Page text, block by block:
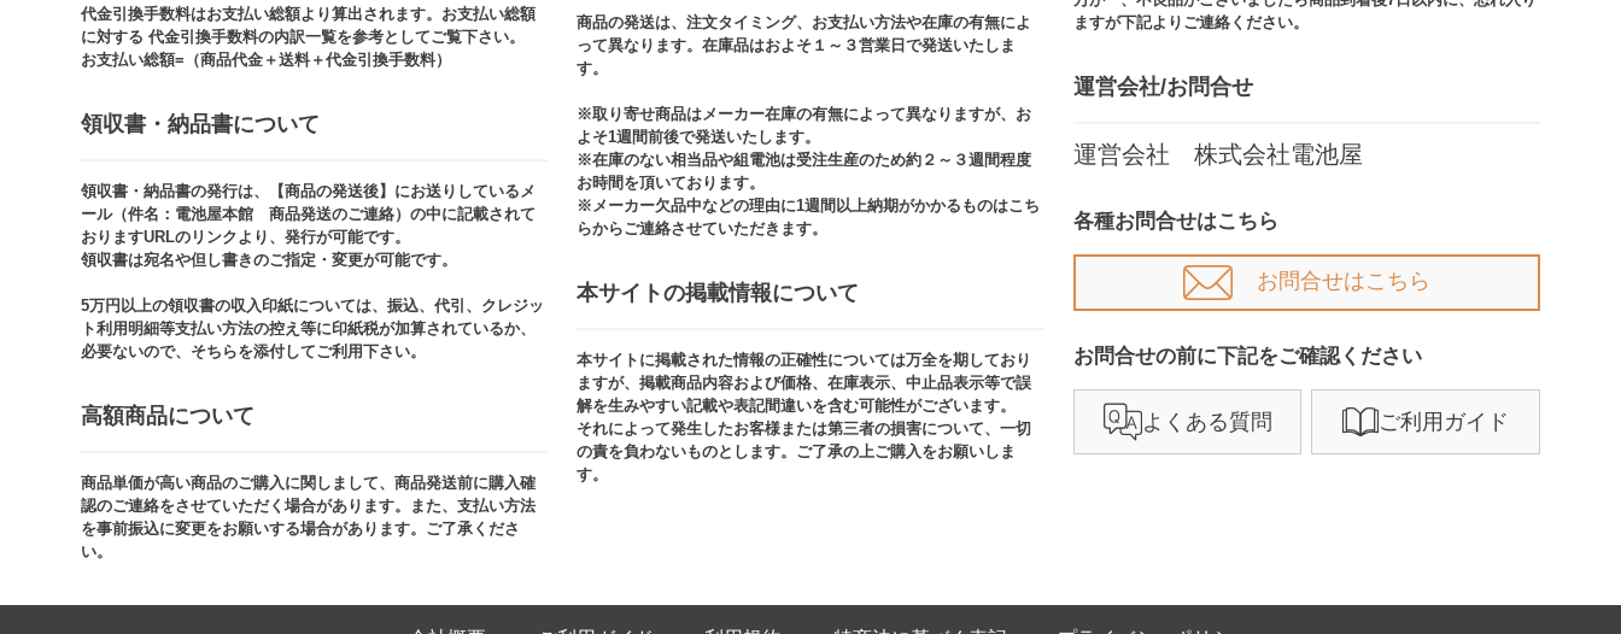
代金引換手数料はお支払い総額より算出されます。お支払い総額
に対する 代金引換手数料の内訳一覧を参考としてご覧下さい。​
お支払い総額=（商品代金＋送料＋代金引換手数料）​
領収書・納品書について​
領収書・納品書の発行は、【商品の発送後】にお送りしているメ
ール（件名：電池屋本館 商品発送のご連絡）の中に記載されて
おりますURLのリンクより、発行が可能です。
領収書は宛名や但し書きのご指定・変更が可能です。​​
5万円以上の領収書の収入印紙については、振込、代引、クレジッ
ト利用明細等支払い方法の控え等に印紙税が加算されているか、
必要ないので、そちらを添付してご利用下さい。
高額商品について​
商品単価が高い商品のご購入に関しまして、商品発送前に購入確
認のご連絡をさせていただく場合があります。また、支払い方法
を事前振込に変更をお願いする場合があります。ご了承くださ
い。​
商品の発送は、注文タイミング、お支払い方法や在庫の有無によ
って異なります。在庫品はおよそ１～３営業日で発送いたしま
す。​
※取り寄せ商品はメーカー在庫の有無によって異なりますが、お
よそ1週間前後で発送いたします。
※在庫のない相当品や組電池は受注生産のため約２～３週間程度
お時間を頂いております。​
※メーカー欠品中などの理由に1週間以上納期がかかるものはこち
らからご連絡させていただきます。
本サイトの掲載情報について​
本サイトに掲載された情報の正確性については万全を期しており
ますが、掲載商品内容および価格、在庫表示、中止品表示等で誤
解を生みやすい記載や表記間違いを含む可能性がございます。​
それによって発生したお客様または第三者の損害について、一切
の責を負わないものとします。ご了承の上ご購入をお願いしま
す。
ますが下記よりご連絡ください。
運営会社/お問合せ​
運営会社 株式会社電池屋
各種お問合せはこちら
お問合せはこちら
お問合せの前に下記をご確認ください​
よくある質問 ご利用ガイド